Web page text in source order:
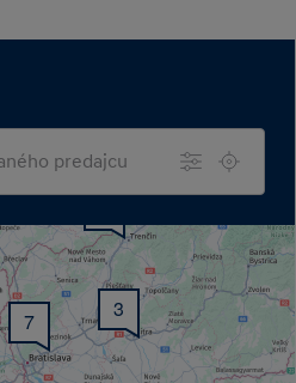
7 3
8